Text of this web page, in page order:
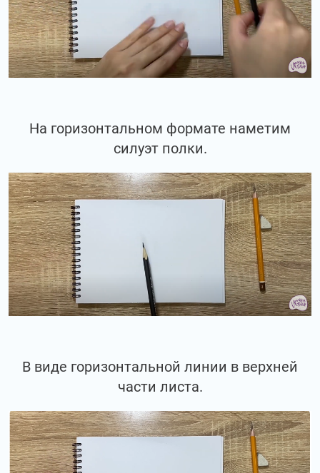
На горизонтальном формате наметим
силуэт полки.
В виде горизонтальной линии в верхней
части листа.